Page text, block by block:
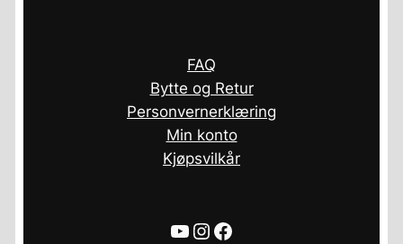
FAQ
Bytte og Retur
Personvernerklæring
Min konto
Kjøpsvilkår
YouTube
Instagram
Facebook